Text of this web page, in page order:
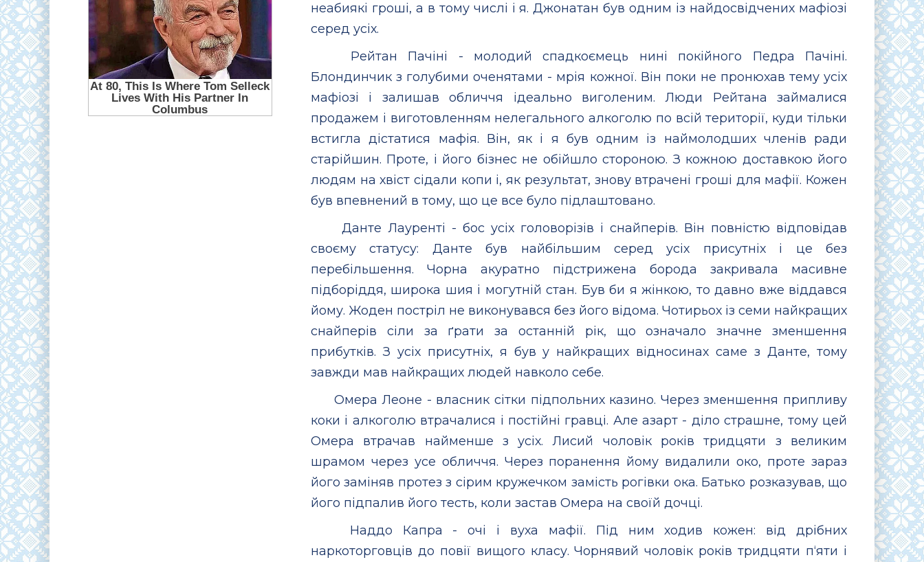
неабиякі гроші, а в тому числі і я. Джонатан був одним із найдосвідчених мафіозі
серед усіх.
Рейтан Пачіні - молодий спадкоємець нині покійного Педра Пачіні.
Блондинчик з голубими оченятами - мрія кожної. Він поки не пронюхав тему усіх
мафіозі і залишав обличчя ідеально виголеним. Люди Рейтана займалися
продажем і виготовленням нелегального алкоголю по всій території, куди тільки
встигла дістатися мафія. Він, як і я був одним із наймолодших членів ради
старійшин. Проте, і його бізнес не обійшло стороною. З кожною доставкою його
людям на хвіст сідали копи і, як результат, знову втрачені гроші для мафії. Кожен
був впевнений в тому, що це все було підлаштовано.
Данте Лауренті - бос усіх головорізів і снайперів. Він повністю відповідав
своєму статусу: Данте був найбільшим серед усіх присутніх і це без
перебільшення. Чорна акуратно підстрижена борода закривала масивне
підборіддя, широка шия і могутній стан. Був би я жінкою, то давно вже віддався
йому. Жоден постріл не виконувався без його відома. Чотирьох із семи найкращих
снайперів сіли за ґрати за останній рік, що означало значне зменшення
прибутків. З усіх присутніх, я був у найкращих відносинах саме з Данте, тому
завжди мав найкращих людей навколо себе.
Омера Леоне - власник сітки підпольних казино. Через зменшення припливу
коки і алкоголю втрачалися і постійні гравці. Але азарт - діло страшне, тому цей
Омера втрачав найменше з усіх. Лисий чоловік років тридцяти з великим
шрамом через усе обличчя. Через поранення йому видалили око, проте зараз
його заміняв протез з сірим кружечком замість рогівки ока. Батько розказував, що
його підпалив його тесть, коли застав Омера на своїй дочці.
Наддо Капра - очі і вуха мафії. Під ним ходив кожен: від дрібних
наркоторговців до повії вищого класу. Чорнявий чоловік років тридцяти п‘яти і